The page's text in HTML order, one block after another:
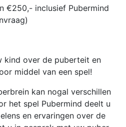
€250,- inclusief Pubermind
kind over de puberteit en
middel van een spel!
kan nogal verschillen
het spel Pubermind deelt u
en ervaringen over de